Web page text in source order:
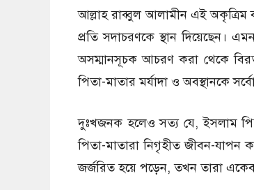
আল্লাহ রাব্বুল আলামীন এই অকৃত্রিম
প্রতি সদাচরণকে স্থান দিয়েছেন।
অসম্মানসূচক আচরণ করা থেকে বিরত
পিতা-মাতার মর্যাদা ও অবস্থানকে
দুঃখজনক হলেও সত্য যে, ইসলাম
পিতা-মাতারা নিগৃহীত জীবন-যাপন
জর্জরিত হয়ে পড়েন, তখন তারা